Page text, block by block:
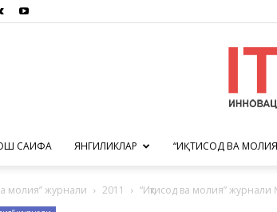
САҲИФА ЯНГИЛИКЛАР “ИҚТИСОД ВА
молия” журнали 2011 “Иқтисод ва молия” журнали